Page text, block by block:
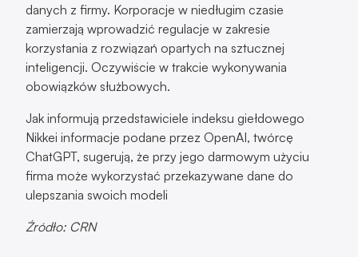
danych z firmy. Korporacje w niedługim czasie
zamierzają wprowadzić regulacje w zakresie
korzystania z rozwiązań opartych na sztucznej
inteligencji. Oczywiście w trakcie wykonywania
obowiązków służbowych.
Jak informują przedstawiciele indeksu giełdowego
Nikkei informacje podane przez OpenAI, twórcę
ChatGPT, sugerują, że przy jego darmowym użyciu
firma może wykorzystać przekazywane dane do
ulepszania swoich modeli
Źródło: CRN